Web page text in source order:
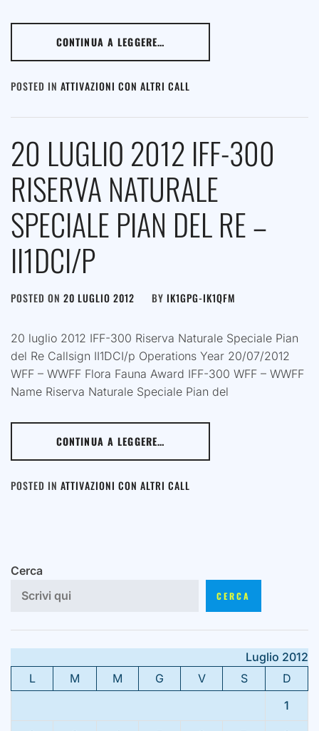
CONTINUA A LEGGERE…
POSTED IN ATTIVAZIONI CON ALTRI CALL
20 LUGLIO 2012 IFF-300
RISERVA NATURALE
SPECIALE PIAN DEL RE –
II1DCI/P
POSTED ON 20 LUGLIO 2012 BY IK1GPG-IK1QFM
20 luglio 2012 IFF-300 Riserva Naturale Speciale Pian
del Re Callsign II1DCI/p Operations Year 20/07/2012
WFF – WWFF Flora Fauna Award IFF-300 WFF – WWFF
Name Riserva Naturale Speciale Pian del
CONTINUA A LEGGERE…
POSTED IN ATTIVAZIONI CON ALTRI CALL
Cerca
CERCA
Luglio 2012
L
M M G V S
D
1